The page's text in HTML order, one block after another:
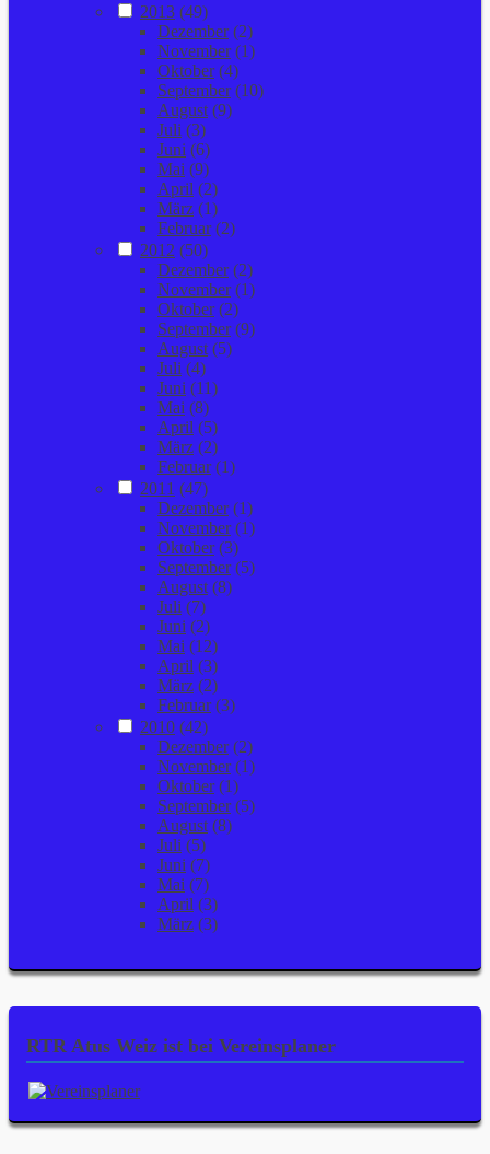
2013 (49)
Dezember(2)
November(1)
Oktober(4)
September(10)
August (9)
Juli (3)
Juni (6)
Mai (9)
April (2)
März (1)
Februar(2)
2012 (50)
Dezember(2)
November(1)
Oktober(2)
September(9)
August (5)
Juli (4)
Juni (11)
Mai (8)
April (5)
März (2)
Februar(1)
2011 (47)
Dezember(1)
November(1)
Oktober(3)
September(5)
August (8)
Juli (7)
Juni (2)
Mai (12)
April (3)
März (2)
Februar(3)
2010 (42)
Dezember(2)
November(1)
Oktober(1)
September(5)
August (8)
Juli (5)
Juni (7)
Mai (7)
April (3)
März (3)
RTR Atus Weiz ist bei Vereinsplaner